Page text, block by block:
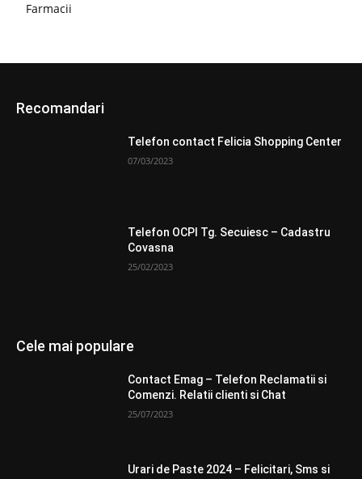
Farmacii
Recomandari
Telefon contact Felicia Shopping Center
07/03/2023
Telefon OCPI Tg. Secuiesc – Cadastru
Covasna
25/02/2023
Cele mai populare
Contact Emag – Telefon Reclamatii si
Comenzi. Relatii clienti si Chat
25/07/2023
Urari de Paste 2024 – Felicitari, Sms si